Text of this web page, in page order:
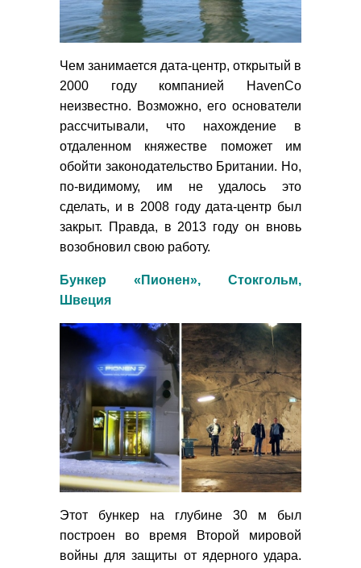
Чем занимается дата-центр, открытый в
2000 году компанией HavenCo
неизвестно. Возможно, его основатели
рассчитывали, что нахождение в
отдаленном княжестве поможет им
обойти законодательство Британии. Но,
по-видимому, им не удалось это
сделать, и в 2008 году дата-центр был
закрыт. Правда, в 2013 году он вновь
возобновил свою работу.
Бункер «Пионен», Стокгольм,
Швеция
Этот бункер на глубине 30 м был
построен во время Второй мировой
войны для защиты от ядерного удара.